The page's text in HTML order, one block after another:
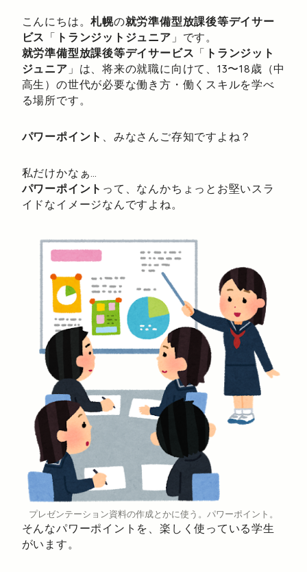
こんにちは。札幌の就労準備型放課後等デイサー
ビス 「 トランジットジュニア 」です。
就労準備型放課後等デイサービス 「 トランジット
ジュニア 」は、将来の就職に向けて、13〜18歳（中
高生）の世代が必要な働き方・働くスキルを学べ
る場所です。
パワーポイント 、みなさんご存知ですよね？
私だけかなぁ…
パワーポイント って、なんかちょっとお堅いスラ
イドなイメージなんですよね。
プレゼンテーション資料の作成とかに使う。パワーポイント。
そんなパワーポイントを、楽しく使っている学生
がいます。